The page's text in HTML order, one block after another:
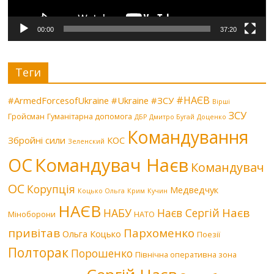
00:00 37:20
Теги
#ArmedForcesofUkraine #Ukraine #ЗСУ #НАЄВ Вірші
Гройсман Гуманітарна допомога ДБР Дмитро Бугай Доценко ЗСУ
Збройні сили Зеленский КОС Командування
ОС Командувач Наєв Командувач
ОС Корупція Коцько Ольга Крим Кучин Медведчук
Міноборони НАЄВ НАБУ НАТО Наєв Сергій Наєв
привітав Ольга Коцько Пархоменко Поезії
Полторак Порошенко Північна оперативна зона